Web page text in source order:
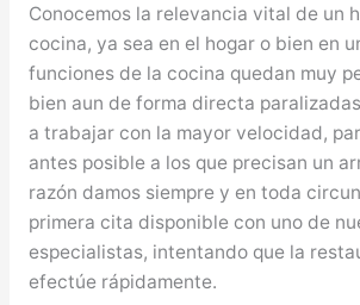
Conocemos la relevancia vital de un
cocina, ya sea en el hogar o bien en
funciones de la cocina quedan muy
bien aun de forma directa
a trabajar con la mayor velocidad,
antes posible a los que precisan un
razón damos siempre y en toda
primera cita disponible con uno de
especialistas, intentando que la
efectúe rápidamente.